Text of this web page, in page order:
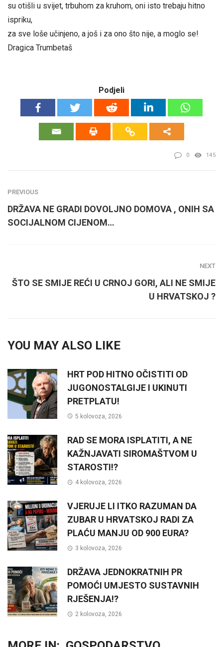
su otišli u svijet, trbuhom za kruhom, oni isto trebaju hitno
ispriku,
za sve loše učinjeno, a još i za ono što nije, a moglo se!
Dragica Trumbetaš
Podjeli
0 145
PREVIOUS
DRŽAVA NE GRADI DOVOLJNO DOMOVA , ONIH SA
SOCIJALNOM CIJENOM…
NEXT
ŠTO SE SMIJE REĆI U CRNOJ GORI, ALI NE SMIJE
U HRVATSKOJ ?
YOU MAY ALSO LIKE
HRT POD HITNO OČISTITI OD
JUGONOSTALGIJE I UKINUTI
PRETPLATU!
5 kolovoza, 2026
RAD SE MORA ISPLATITI, A NE
KAŽNJAVATI SIROMAŠTVOM U
STAROSTI!?
4 kolovoza, 2026
VJERUJE LI ITKO RAZUMAN DA
ZUBAR U HRVATSKOJ RADI ZA
PLAĆU MANJU OD 900 EURA?
3 kolovoza, 2026
DRŽAVA JEDNOKRATNIH PR
POMOĆI UMJESTO SUSTAVNIH
RJEŠENJA!?
2 kolovoza, 2026